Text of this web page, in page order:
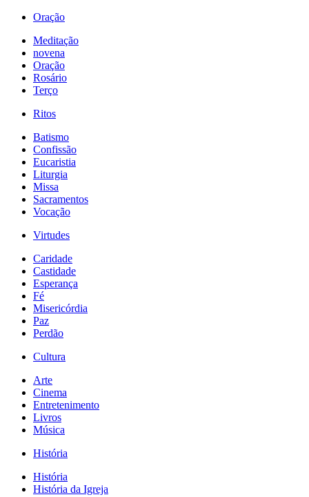
Oração
Meditação
novena
Oração
Rosário
Terço
Ritos
Batismo
Confissão
Eucaristia
Liturgia
Missa
Sacramentos
Vocação
Virtudes
Caridade
Castidade
Esperança
Fé
Misericórdia
Paz
Perdão
Cultura
Arte
Cinema
Entretenimento
Livros
Música
História
História
História da Igreja